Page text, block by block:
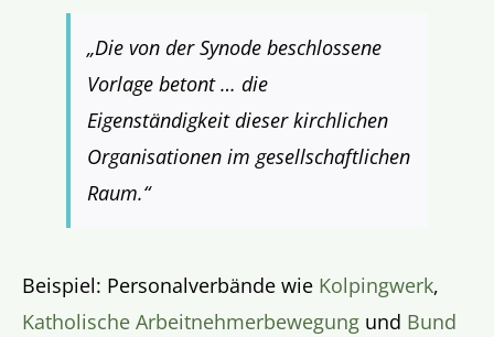
„Die von der Synode beschlossene
Vorlage betont … die
Eigenständigkeit dieser kirchlichen
Organisationen im gesellschaftlichen
Raum.“
Beispiel: Personalverbände wie Kolpingwerk,
Katholische Arbeitnehmerbewegung und Bund